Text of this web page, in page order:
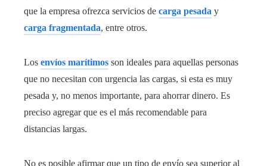
que la empresa ofrezca servicios de carga pesada y
carga fragmentada, entre otros.
Los envíos marítimos son ideales para aquellas personas
que no necesitan con urgencia las cargas, si esta es muy
pesada y, no menos importante, para ahorrar dinero. Es
preciso agregar que es el más recomendable para
distancias largas.
No es posible afirmar que un tipo de envío sea superior al